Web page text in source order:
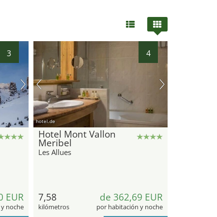
3
EUR
noche
4
hotel.de
Hotel Mont Vallon
Meribel
Les Allues
7,58
kilómetros
de 362,69 EUR
por habitación y noche